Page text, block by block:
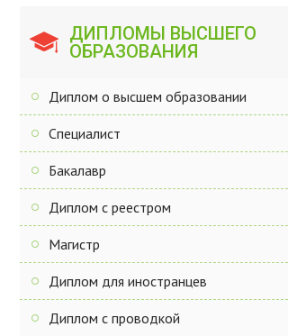
ДИПЛОМЫ ВЫСШЕГО
ОБРАЗОВАНИЯ
Диплом о высшем образовании
Специалист
Бакалавр
Диплом с реестром
Магистр
Диплом для иностранцев
Диплом с проводкой